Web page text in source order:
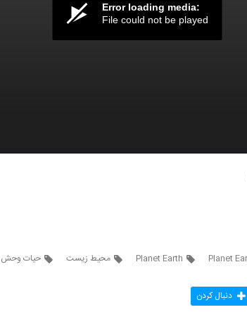
Error loading media:
File could not be played
Planet Earth محیط زیست حیات وحش
دنبال کردن